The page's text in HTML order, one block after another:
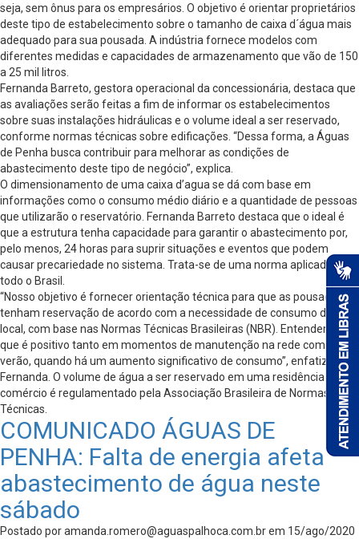
seja, sem ônus para os empresários. O objetivo é orientar proprietários
deste tipo de estabelecimento sobre o tamanho de caixa d´água mais
adequado para sua pousada. A indústria fornece modelos com
diferentes medidas e capacidades de armazenamento que vão de 150
a 25 mil litros.
Fernanda Barreto, gestora operacional da concessionária, destaca que
as avaliações serão feitas a fim de informar os estabelecimentos
sobre suas instalações hidráulicas e o volume ideal a ser reservado,
conforme normas técnicas sobre edificações. “Dessa forma, a Águas
de Penha busca contribuir para melhorar as condições de
abastecimento deste tipo de negócio”, explica.
O dimensionamento de uma caixa d’agua se dá com base em
informações como o consumo médio diário e a quantidade de pessoas
que utilizarão o reservatório. Fernanda Barreto destaca que o ideal é
que a estrutura tenha capacidade para garantir o abastecimento por,
pelo menos, 24 horas para suprir situações e eventos que podem
causar precariedade no sistema. Trata-se de uma norma aplicada em
todo o Brasil.
“Nosso objetivo é fornecer orientação técnica para que as pousadas
tenham reservação de acordo com a necessidade de consumo do
local, com base nas Normas Técnicas Brasileiras (NBR). Entendemos
que é positivo tanto em momentos de manutenção na rede como no
verão, quando há um aumento significativo de consumo”, enfatiza
Fernanda. O volume de água a ser reservado em uma residência ou
comércio é regulamentado pela Associação Brasileira de Normas
Técnicas.
COMUNICADO ÁGUAS DE
PENHA: Falta de energia afeta
abastecimento de água neste
sábado
Postado poramanda.romero@aguaspalhoca.com.brem 15/ago/2020